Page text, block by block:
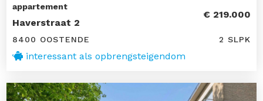
appartement
Haverstraat 2
€ 219.000
8400 OOSTENDE 2 SLPK
interessant als opbrengsteigendom